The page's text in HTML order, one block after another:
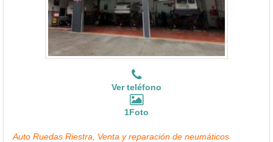
Ver teléfono
1Foto
Auto Ruedas Riestra, Venta y reparación de neumáticos